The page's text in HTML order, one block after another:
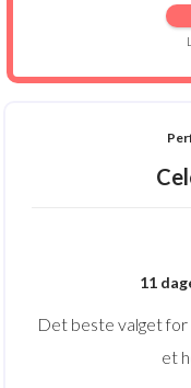
11
Det beste valget for
et